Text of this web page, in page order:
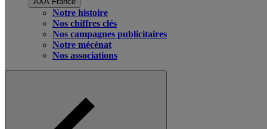
Notre histoire
Nos chiffres clés
Nos campagnes publicitaires
Notre mécénat
Nos associations